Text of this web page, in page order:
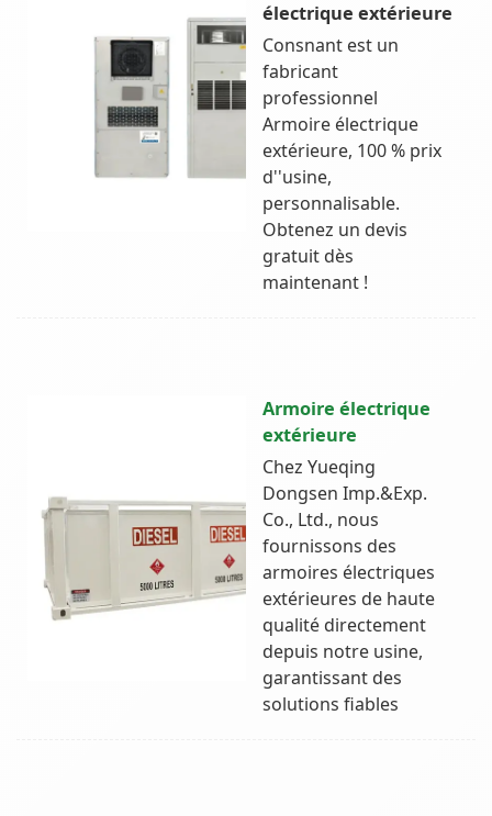
électrique extérieure
Consnant est un
fabricant
professionnel
Armoire électrique
extérieure, 100 % prix
d''usine,
personnalisable.
Obtenez un devis
gratuit dès
maintenant !
Armoire électrique
extérieure
Chez Yueqing
Dongsen Imp.&Exp.
Co., Ltd., nous
fournissons des
armoires électriques
extérieures de haute
qualité directement
depuis notre usine,
garantissant des
solutions fiables